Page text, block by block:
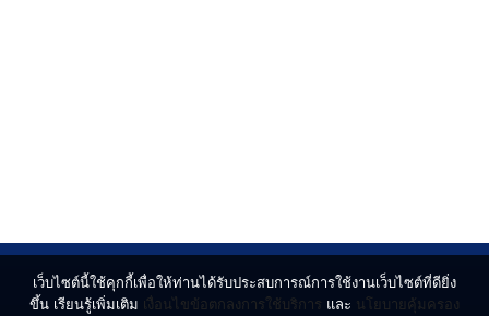
เว็บไซต์นี้ใช้คุกกี้เพื่อให้ท่านได้รับประสบการณ์การใช้งานเว็บไซต์ที่ดียิ่ง
ขึ้น เรียนรู้เพิ่มเติม เงื่อนไขข้อตกลงการใช้บริการ และ นโยบายคุ้มครอง